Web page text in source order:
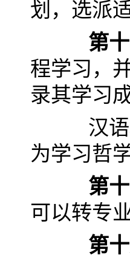
划，选派
第
程学习，
录其学习
汉语和
为学习哲
第
可以转专
第